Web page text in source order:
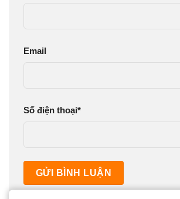
Email
Số điện thoại*